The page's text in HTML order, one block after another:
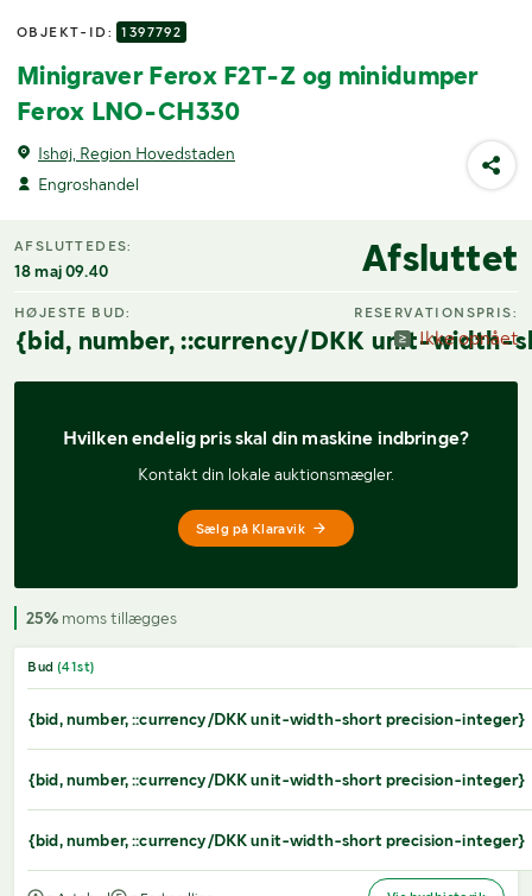
OBJEKT-ID: 1397792
Minigraver Ferox F2T-Z og minidumper
Ferox LNO-CH330
Ishøj, Region Hovedstaden
Engroshandel
AFSLUTTEDES:
18 maj 09.40 Afsluttet
HØJESTE BUD:
{bid, number, ::currency/DKK unit-width-
RESERVATIONSPRIS:
Ikke opnået
Hvilken endelig pris skal din maskine indbringe?
Kontakt din lokale auktionsmægler.
Sælg på Klaravik
25% moms tillægges
Bud (41st)
{bid, number, ::currency/DKK unit-width-short precision-integer}
{bid, number, ::currency/DKK unit-width-short precision-integer}
{bid, number, ::currency/DKK unit-width-short precision-integer}